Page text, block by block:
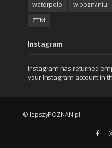
waterpolo
w poznaniu
ZTM
Instagram
Instagram has returned
your Instagram account in
© lepszyPOZNAN.pl